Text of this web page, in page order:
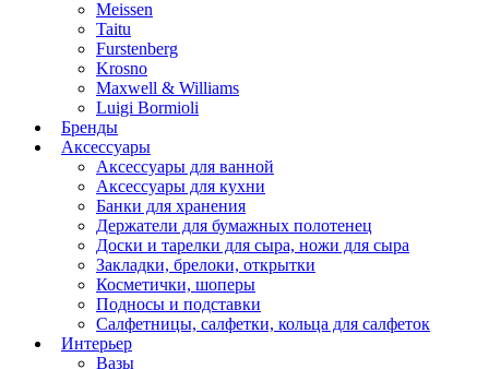
Meissen
Taitu
Furstenberg
Krosno
Maxwell & Williams
Luigi Bormioli
Бренды
Аксессуары
Аксессуары для ванной
Аксессуары для кухни
Банки для хранения
Держатели для бумажных полотенец
Доски и тарелки для сыра, ножи для сыра
Закладки, брелоки, открытки
Косметички, шоперы
Подносы и подставки
Салфетницы, салфетки, кольца для салфеток
Интерьер
Вазы